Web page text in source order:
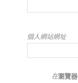
個人網站網址
在瀏覽器